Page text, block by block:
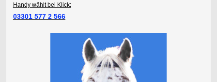
Handy wählt bei Klick:
03301 577 2 566